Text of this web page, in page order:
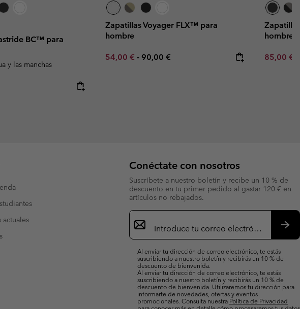
BC™ para
y las manchas
Zapatillas Voyager FLX™ para
hombre
Minimum sale price:
54,00 €- Maximum price:
90,00 €
hombre
85,00 €
actuales
Conéctate con nosotros
Suscríbete a nuestro boletín y recibe un 10 % de
descuento en tu primer pedido al gastar 120 € en
artículos no rebajados.
Suscripción
de
correo
Al enviar tu dirección de correo electrónico, te estás
suscribiendo a nuestro boletín y recibirás un 10 % de
descuento de bienvenida.
Al enviar tu dirección de correo electrónico, te estás
suscribiendo a nuestro boletín y recibirás un 10 % de
descuento de bienvenida. Utilizaremos tu dirección para
informarte de novedades, ofertas y eventos
promocionales. Consulta nuestra Política de Privacidad